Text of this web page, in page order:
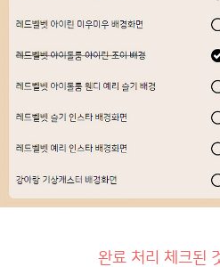
완료 처리 체크된